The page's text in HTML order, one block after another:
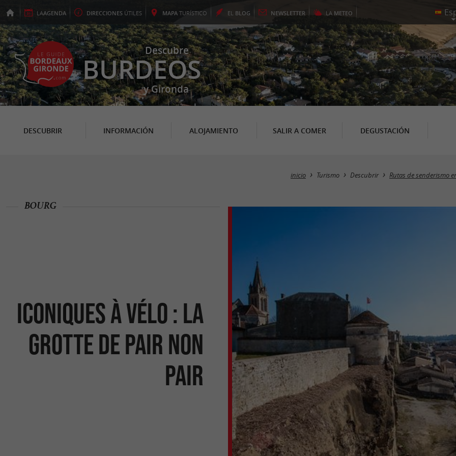
LAAGENDA DIRECCIONES ÚTILES MAPA TURÍSTICO EL BLOG NEWSLETTER LA METEO
Descubre
BURDEOS
y Gironda
DESCUBRIR INFORMACIÓN ALOJAMIENTO SALIR A COMER DEGUSTACIÓN
inicio Turismo Descubrir Rutas de senderismo
Iconiques à vélo : la
Grotte de Pair non
Pair
BOURG